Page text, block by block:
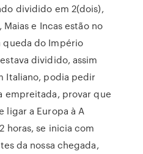
dividido em 2(dois),
e Incas estão no
queda do Império
dividido, assim
Italiano, podia pedir
empreitada, provar que
ligar a Europa à A
horas, se inicia com
da nossa chegada,